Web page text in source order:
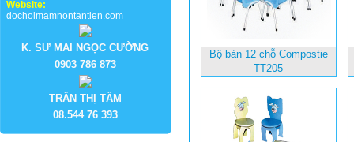
Website:
dochoimamnontantien.com
K. SƯ MAI NGỌC CƯỜNG
0903 786 873
TRẦN THỊ TÂM
08.544 76 393
Bộ bàn 12 chỗ Compostie
TT205